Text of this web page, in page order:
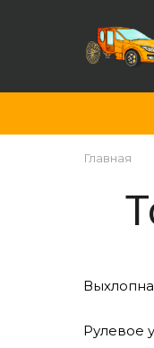
Главная
Рулевое